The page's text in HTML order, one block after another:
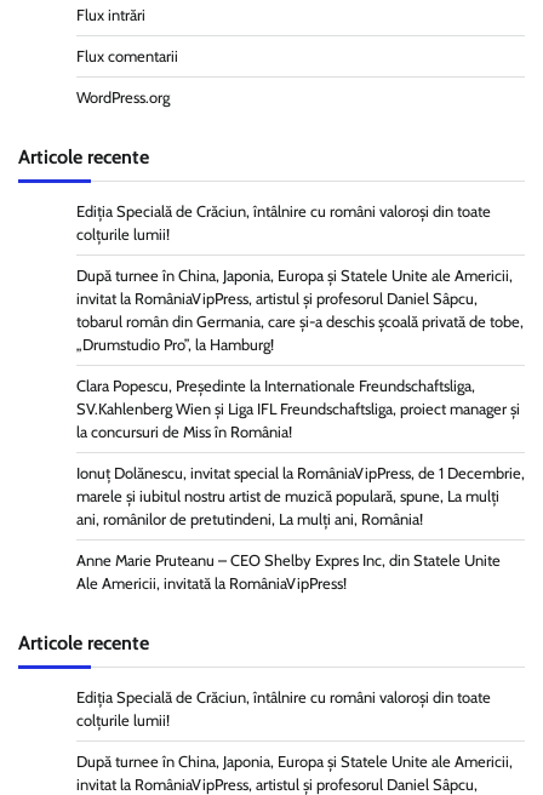
Flux intrări
Flux comentarii
WordPress.org
Articole recente
Ediția Specială de Crăciun, întâlnire cu români valoroși din toate
colțurile lumii!
După turnee în China, Japonia, Europa și Statele Unite ale Americii,
invitat la RomâniaVipPress, artistul și profesorul Daniel Sâpcu,
tobarul român din Germania, care și-a deschis școală privată de tobe,
„Drumstudio Pro”, la Hamburg!
Clara Popescu, Președinte la Internationale Freundschaftsliga,
SV.Kahlenberg Wien şi Liga IFL Freundschaftsliga, proiect manager și
la concursuri de Miss în România!
Ionuț Dolănescu, invitat special la RomâniaVipPress, de 1 Decembrie,
marele și iubitul nostru artist de muzică populară, spune, La mulți
ani, românilor de pretutindeni, La mulți ani, România!
Anne Marie Pruteanu – CEO Shelby Expres Inc, din Statele Unite
Ale Americii, invitată la RomâniaVipPress!
Articole recente
Ediția Specială de Crăciun, întâlnire cu români valoroși din toate
colțurile lumii!
După turnee în China, Japonia, Europa și Statele Unite ale Americii,
invitat la RomâniaVipPress, artistul și profesorul Daniel Sâpcu,